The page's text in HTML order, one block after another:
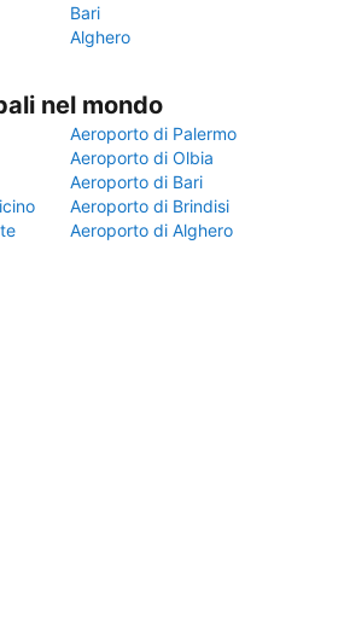
Bari
Alghero
nel mondo
Aeroporto di Palermo
Aeroporto di Olbia
Aeroporto di Bari
Aeroporto di Brindisi
Aeroporto di Alghero